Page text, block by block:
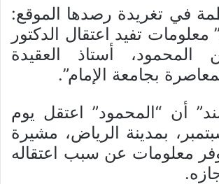
في تغريدة رصدها الموقع:
تفيد اعتقال الدكتور
المحمود، أستاذ العقيدة
بجامعة الإمام”.
أن “المحمود” اعتقل يوم
١٤ سبتمبر، بمدينة الرياض، مشيرة
معلومات عن سبب اعتقاله